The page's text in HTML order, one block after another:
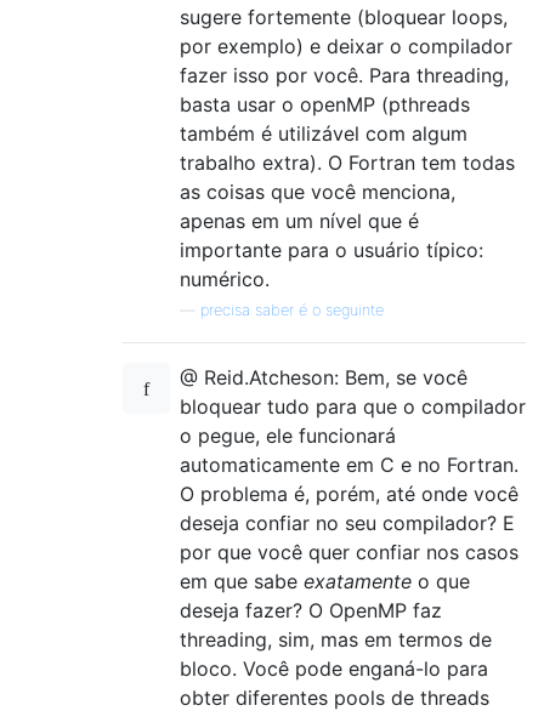
sugere fortemente (bloquear loops,
por exemplo) e deixar o compilador
fazer isso por você. Para threading,
basta usar o openMP (pthreads
também é utilizável com algum
trabalho extra). O Fortran tem todas
as coisas que você menciona,
apenas em um nível que é
importante para o usuário típico:
numérico.
precisa saber é o seguinte
@ Reid.Atcheson: Bem, se você
bloquear tudo para que o compilador
o pegue, ele funcionará
automaticamente em C e no Fortran.
O problema é, porém, até onde você
deseja confiar no seu compilador? E
por que você quer confiar nos casos
em que sabe exatamente o que
deseja fazer? O OpenMP faz
threading, sim, mas em termos de
bloco. Você pode enganá-lo para
obter diferentes pools de threads